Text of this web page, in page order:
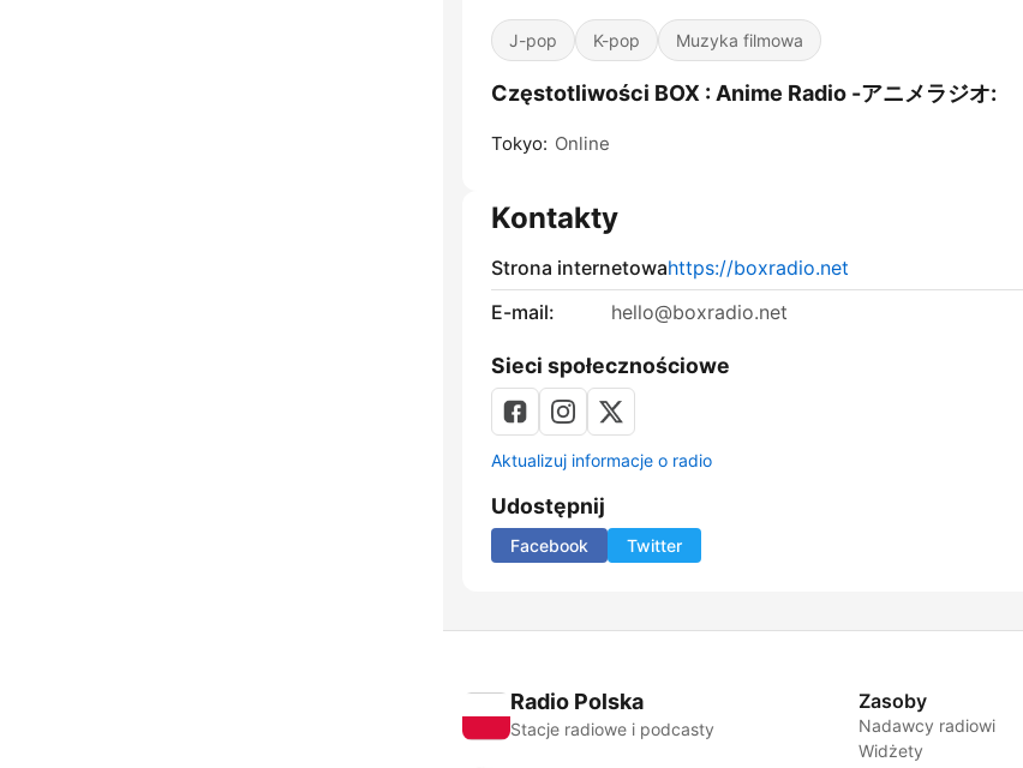
J-pop K-pop Muzyka filmowa
Częstotliwości BOX : Anime Radio -アニメラジオ:
Tokyo: Online
Kontakty
Strona internetowahttps://boxradio.net
E-mail:
hello@boxradio.net
Sieci społecznościowe
Aktualizuj informacje o radio
Udostępnij
Facebook Twitter
Radio Polska
Stacje radiowe i podcasty
Zasoby
Nadawcy radiowi
Widżety